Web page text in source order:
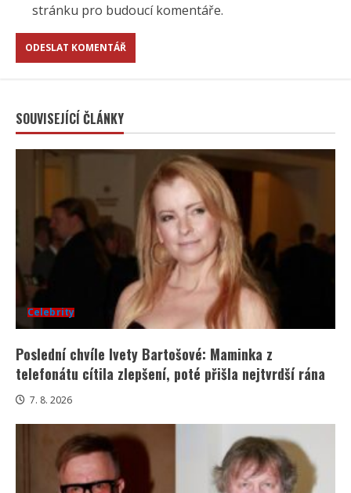
stránku pro budoucí komentáře.
SOUVISEJÍCÍ ČLÁNKY
Celebrity
Poslední chvíle Ivety Bartošové: Maminka z
telefonátu cítila zlepšení, poté přišla nejtvrdší rána
7. 8. 2026